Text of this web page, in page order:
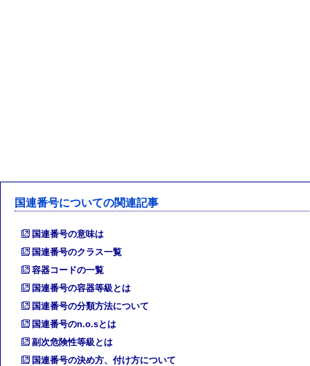
国連番号についての関連記事
国連番号の意味は
国連番号のクラス一覧
容器コードの一覧
国連番号の容器等級とは
国連番号の分類方法について
国連番号のn.o.sとは
副次危険性等級とは
国連番号の決め方、付け方について